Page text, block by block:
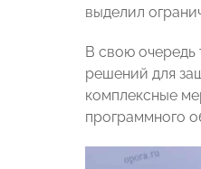
выделил
В свою
решений для
комплексные
программного